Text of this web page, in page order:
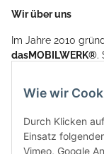
Wir über uns
Im Jahre 2010
dasMOBILWERK®.
ein Car Cover
Aufgrund der
weitere Produkte,
Seine
sind mit
Wie wir
Durch Klicken
Einsatz
Vimeo, Google